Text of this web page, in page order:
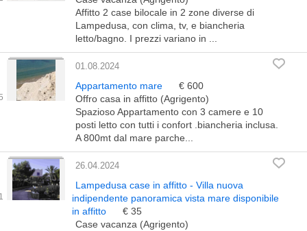
Affitto 2 case bilocale in 2 zone diverse di
Lampedusa, con clima, tv, e biancheria
letto/bagno. I prezzi variano in ...
01.08.2024
Appartamento mare
€ 600
Offro casa in affitto (Agrigento)
Spazioso Appartamento con 3 camere e 10
posti letto con tutti i confort .biancheria inclusa.
A 800mt dal mare parche...
26.04.2024
Lampedusa case in affitto - Villa nuova
indipendente panoramica vista mare disponibile
in affitto
€ 35
Case vacanza (Agrigento)